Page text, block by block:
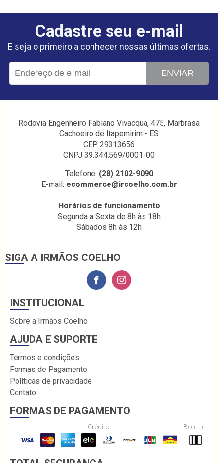
Cadastre seu e-mail
E seja o primeiro a conhecer nossas últimas ofertas.
ENVIAR
Rodovia Engenheiro Fabiano Vivacqua, 475, Marbrasa
Cachoeiro de Itapemirim - ES
CEP 29313656
CNPJ 39.344.569/0001-00
Telefone: (28) 2102-9090
E-mail: ecommerce@ircoelho.com.br
Horários de funcionamento
Segunda à Sexta de 8h às 18h
Sábados 8h às 12h
SIGA A IRMÃOS COELHO
INSTITUCIONAL
Sobre a Irmãos Coelho
AJUDA E SUPORTE
Termos e condições
Formas de Pagamento
Políticas de privacidade
Contato
FORMAS DE PAGAMENTO
Crédito Boleto